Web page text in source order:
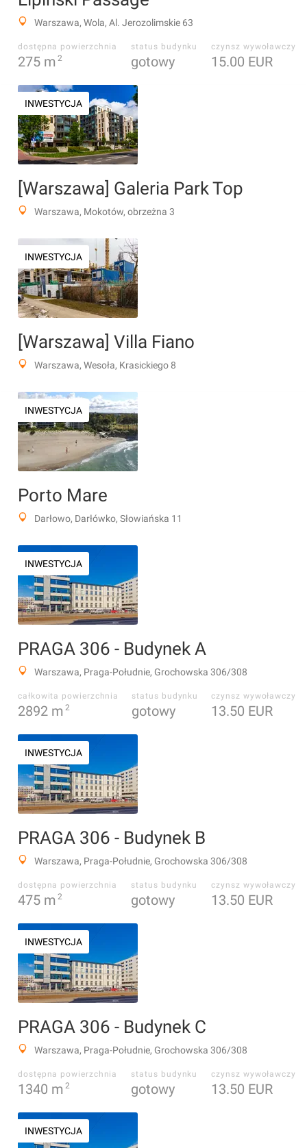
Warszawa, Wola, Al. Jerozolimskie 63
dostępna powierzchnia
275 m 2
status budynku
gotowy
czynsz wywoławczy
15.00 EUR
INWESTYCJA
[Warszawa] Galeria Park Top
Warszawa, Mokotów, obrzeżna 3
INWESTYCJA
[Warszawa] Villa Fiano
Warszawa, Wesoła, Krasickiego 8
INWESTYCJA
Porto Mare
Darłowo, Darłówko, Słowiańska 11
INWESTYCJA
PRAGA 306 - Budynek A
Warszawa, Praga-Południe, Grochowska 306/308
całkowita powierzchnia
2892 m 2
status budynku
gotowy
czynsz wywoławczy
13.50 EUR
INWESTYCJA
PRAGA 306 - Budynek B
Warszawa, Praga-Południe, Grochowska 306/308
dostępna powierzchnia
475 m 2
status budynku
gotowy
czynsz wywoławczy
13.50 EUR
INWESTYCJA
PRAGA 306 - Budynek C
Warszawa, Praga-Południe, Grochowska 306/308
dostępna powierzchnia
1340 m 2
status budynku
gotowy
czynsz wywoławczy
13.50 EUR
INWESTYCJA